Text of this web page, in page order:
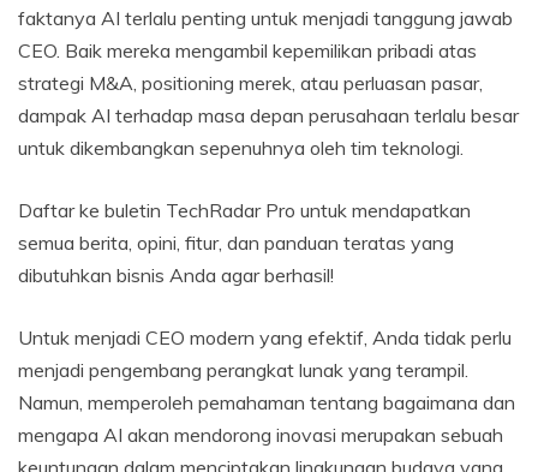
faktanya AI terlalu penting untuk menjadi tanggung jawab
CEO. Baik mereka mengambil kepemilikan pribadi atas
strategi M&A, positioning merek, atau perluasan pasar,
dampak AI terhadap masa depan perusahaan terlalu besar
untuk dikembangkan sepenuhnya oleh tim teknologi.
Daftar ke buletin TechRadar Pro untuk mendapatkan
semua berita, opini, fitur, dan panduan teratas yang
dibutuhkan bisnis Anda agar berhasil!
Untuk menjadi CEO modern yang efektif, Anda tidak perlu
menjadi pengembang perangkat lunak yang terampil.
Namun, memperoleh pemahaman tentang bagaimana dan
mengapa AI akan mendorong inovasi merupakan sebuah